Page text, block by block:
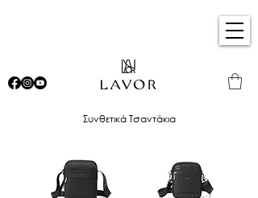
Συνθετικά Τσαντάκια